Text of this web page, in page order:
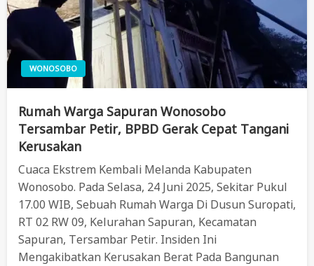
WONOSOBO
Rumah Warga Sapuran Wonosobo
Tersambar Petir, BPBD Gerak Cepat Tangani
Kerusakan
Cuaca Ekstrem Kembali Melanda Kabupaten
Wonosobo. Pada Selasa, 24 Juni 2025, Sekitar Pukul
17.00 WIB, Sebuah Rumah Warga Di Dusun Suropati,
RT 02 RW 09, Kelurahan Sapuran, Kecamatan
Sapuran, Tersambar Petir. Insiden Ini
Mengakibatkan Kerusakan Berat Pada Bangunan